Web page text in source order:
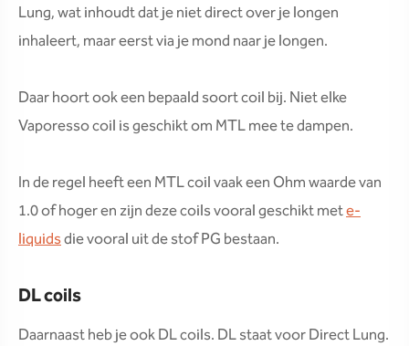
Lung, wat inhoudt dat je niet direct over je longen
inhaleert, maar eerst via je mond naar je longen.
Daar hoort ook een bepaald soort coil bij. Niet elke
Vaporesso coil is geschikt om MTL mee te dampen.
In de regel heeft een MTL coil vaak een Ohm waarde van
1.0 of hoger en zijn deze coils vooral geschikt mete-
liquidsdie vooral uit de stof PG bestaan.
DL coils
Daarnaast heb je ook DL coils. DL staat voor Direct Lung.